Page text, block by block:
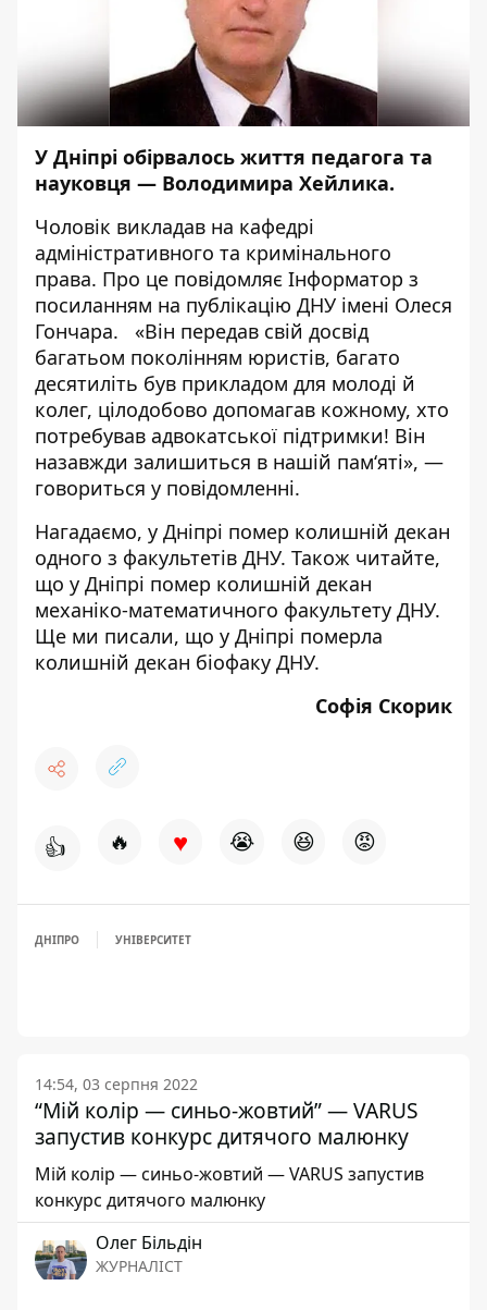
У Дніпрі обірвалось життя педагога та
науковця — Володимира Хейлика.
Чоловік викладав на кафедрі
адміністративного та кримінального
права. Про це повідомляє Інформатор з
посиланням на публікацію ДНУ імені Олеся
Гончара.
«Він передав свій досвід
багатьом поколінням юристів, багато
десятиліть був прикладом для молоді й
колег, цілодобово допомагав кожному, хто
потребував адвокатської підтримки! Він
назавжди залишиться в нашій пам‘яті», —
говориться у повідомленні.
Нагадаємо, у Дніпрі помер колишній декан
одного з факультетів ДНУ. Також читайте,
що у Дніпрі помер колишній декан
механіко-математичного факультету ДНУ.
Ще ми писали, що у Дніпрі померла
колишній декан біофаку ДНУ.
Софія Скорик
👍 🔥 ♥ 😭 😆 😡
ДНІПРО УНІВЕРСИТЕТ
14:54, 03 серпня 2022
“Мій колір — синьо-жовтий” — VARUS
запустив конкурс дитячого малюнку
Мій колір — синьо-жовтий — VARUS запустив
конкурс дитячого малюнку
Олег Більдін
ЖУРНАЛІСТ